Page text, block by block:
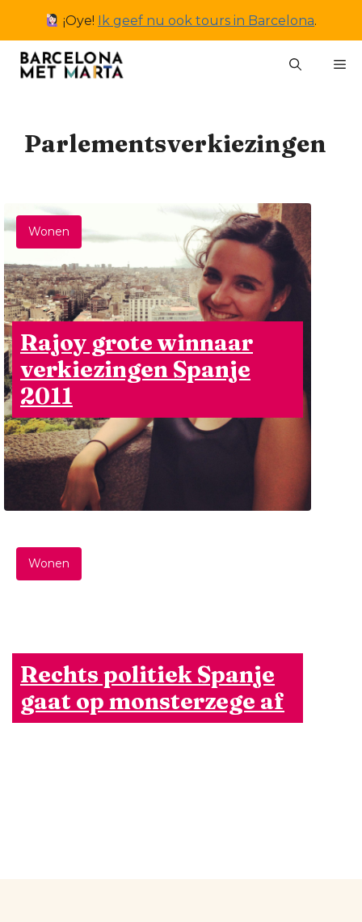
inhoud
¡Oye! Ik geef nu ook tours in Barcelona.
Parlementsverkiezingen
Wonen
Rajoy grote winnaar
verkiezingen Spanje
2011
Wonen
Rechts politiek Spanje
gaat op monsterzege af